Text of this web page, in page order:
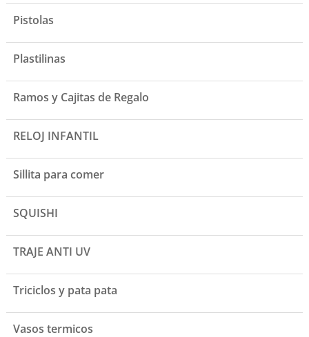
Pistolas
Plastilinas
Ramos y Cajitas de Regalo
RELOJ INFANTIL
Sillita para comer
SQUISHI
TRAJE ANTI UV
Triciclos y pata pata
Vasos termicos